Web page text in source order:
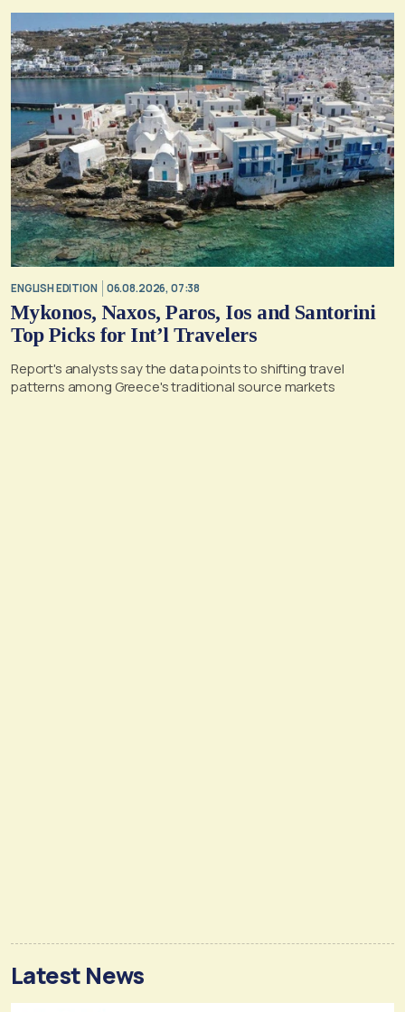
ENGLISH EDITION 06.08.2026, 07:38
Mykonos, Naxos, Paros, Ios and Santorini
Top Picks for Int’l Travelers
Report's analysts say the data points to shifting travel
patterns among Greece's traditional source markets
Latest News